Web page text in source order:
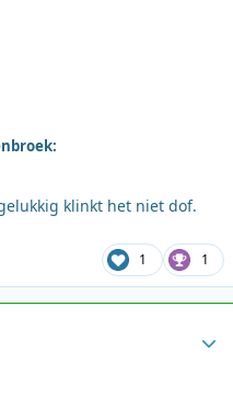
klinkt het niet dof.
1 1